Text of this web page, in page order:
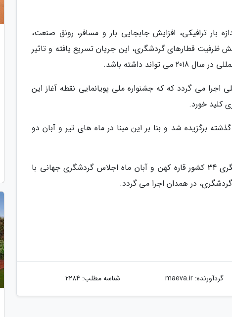
بار ترافیکی، افزایش جابجایی بار و مسافر، رونق صنعت،
ظرفیت قطارهای گردشگری، این جریان تسریع یافته و تاثیر
داشته باشد.
ملی و فراملی اجرا می گردد که که جشنواره ملی پویانمایی نقطه آغاز این
برگزیده شد و بنا بر این مبنا در ماه های تیر و آبان دو
امسال درتیرماه اجلاس گردشگری آسیا با حضور وزاری گردشگری 34 کشور قاره کهن و آبان ماه اجلاس گردشگری جهانی با
گردآورنده:maeva.ir شناسه مطلب: 2284